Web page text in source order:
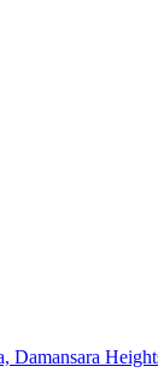
Damansara